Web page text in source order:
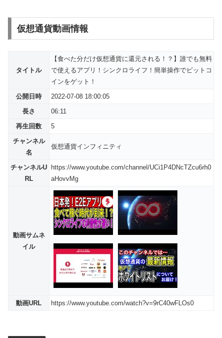
仮想通貨動画情報
タイトル
【食べた分だけ仮想通貨に還元される！？】誰でも無料
で使えるアプリ！シンクロライフ！簡単操作でビットコ
インをゲット！
公開日時
2022-07-08 18:00:05
長さ
06:11
再生回数
5
チャンネル
名
仮想通貨インフィニティ
チャンネルU
RL
https://www.youtube.com/channel/UCi1P4DNcTZcu6rh0
aHovvMg
動画サムネ
イル
動画URL https://www.youtube.com/watch?v=9rC40wFLOs0